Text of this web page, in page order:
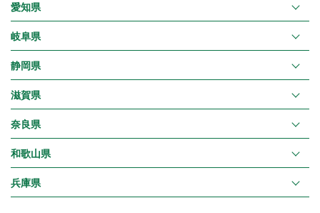
愛知県
岐阜県
静岡県
滋賀県
奈良県
和歌山県
兵庫県